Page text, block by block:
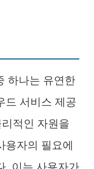
하나는 유연한
드 서비스 제공
적인 자원을
용자의 필요에